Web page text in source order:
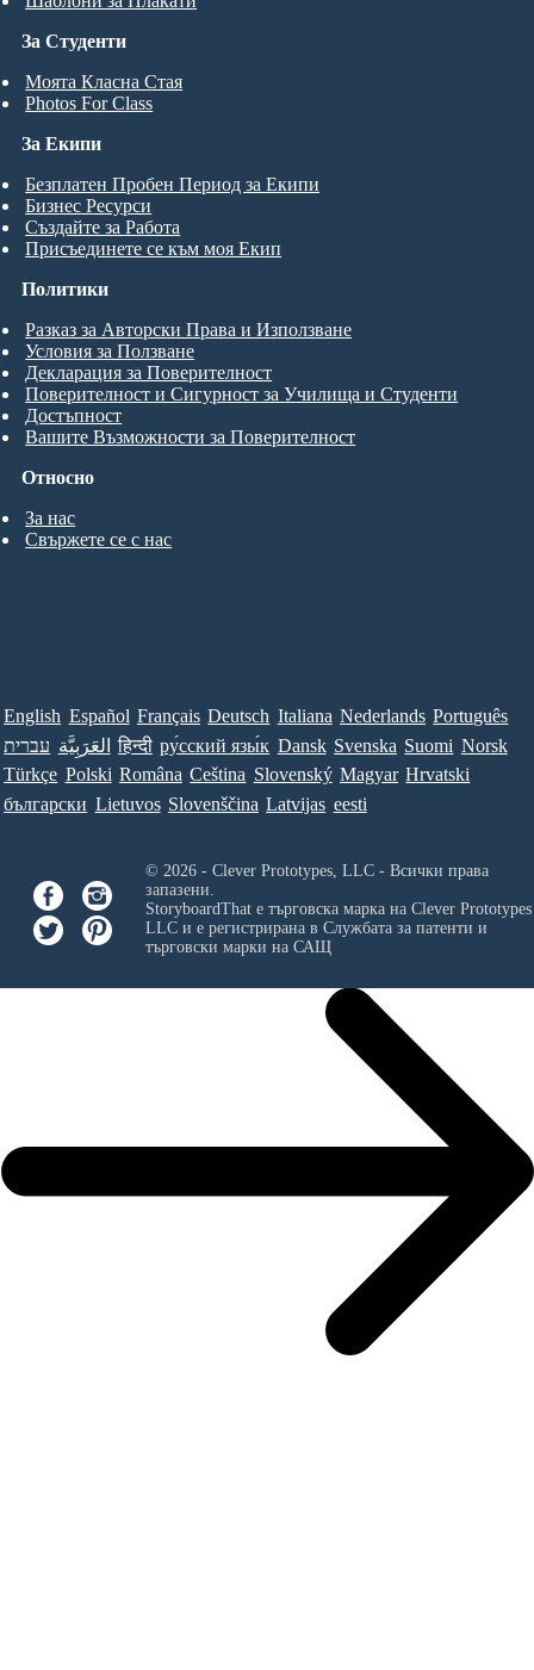
За Студенти
Моята Класна Стая
Photos For Class
За Екипи
Безплатен Пробен Период за Екипи
Бизнес Ресурси
Създайте за Работа
Присъединете се към моя Екип
Относно
За нас
Свържете се с нас
Политики
Разказ за Авторски Права и Използване
Условия за Ползване
Декларация за Поверителност
Поверителност и Сигурност за Училища и Студенти
Достъпност
Вашите Възможности за Поверителност
English Español Français Deutsch Italiana Nederlands Português
עברית العَرَبِيَّة हिन्दी ру́сский язы́к Dansk Svenska Suomi Norsk
Türkçe Polski Româna Ceština Slovenský Magyar Hrvatski
български Lietuvos Slovenščina Latvijas eesti
© 2026 - Clever Prototypes, LLC - Всички права
запазени.
StoryboardThat е търговска марка на Clever
LLCи е регистрирана в Службата за патенти и
търговски марки на САЩ